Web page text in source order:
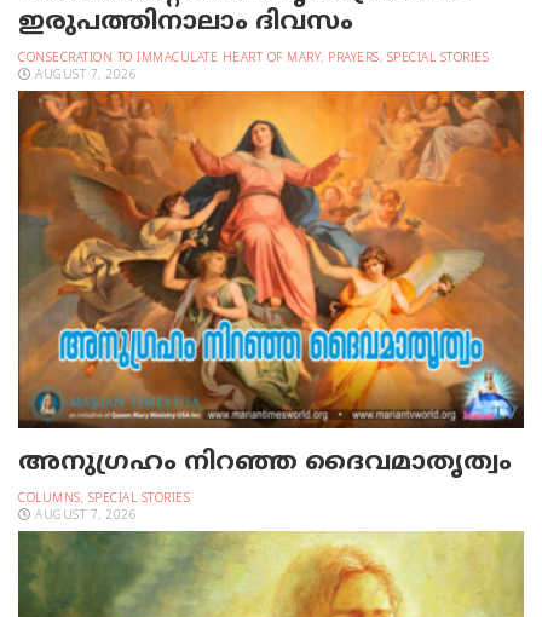
ഇരുപത്തിനാലാം ദിവസം
CONSECRATION TO IMMACULATE HEART OF MARY, PRAYERS, SPECIAL STORIES
AUGUST 7, 2026
അനുഗ്രഹം നിറഞ്ഞ ദൈവമാതൃത്വം
COLUMNS, SPECIAL STORIES
AUGUST 7, 2026